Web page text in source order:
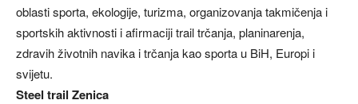
oblasti sporta, ekologije, turizma, organizovanja takmičenja i
sportskih aktivnosti i afirmaciji trail trčanja, planinarenja,
zdravih životnih navika i trčanja kao sporta u BiH, Europi i
svijetu.
Steel trail Zenica